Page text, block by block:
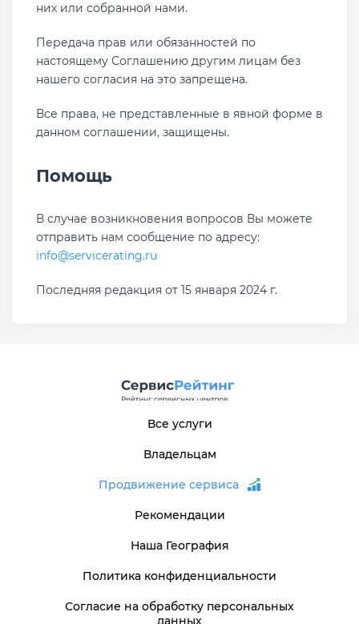
них или собранной нами.
Передача прав или обязанностей по
настоящему Соглашению другим лицам без
нашего согласия на это запрещена.
Все права, не представленные в явной форме в
данном соглашении, защищены.
Помощь
В случае возникновения вопросов Вы можете
отправить нам сообщение по адресу:
info@servicerating.ru
Последняя редакция от 15 января 2024 г.
Все услуги
Владельцам
Продвижение сервиса
Рекомендации
Наша География
Политика конфиденциальности
Согласие на обработку персональных
данных